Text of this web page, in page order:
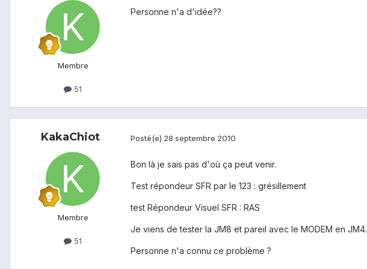
Membre
51
Personne n'a d'idée??
KakaChiot
Membre
51
Posté(e) 28 septembre 2010
Bon là je sais pas d'où ça peut venir.
Test répondeur SFR par le 123 : grésillement
test Répondeur Visuel SFR : RAS
Je viens de tester la JM8 et pareil avec le MODEM en JM4.
Personne n'a connu ce problème ?